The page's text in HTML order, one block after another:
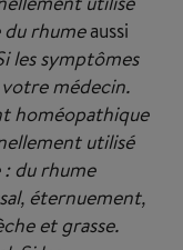
rhumeaussi
les symptômes
médecin.
homéopathique
utilisé
du rhume
éternuement,
et grasse.